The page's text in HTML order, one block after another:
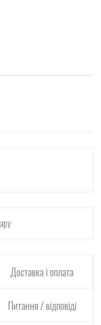
Доставка і оплата
Питання / відповіді